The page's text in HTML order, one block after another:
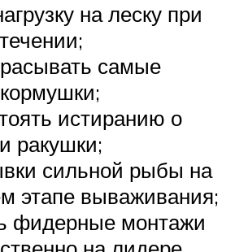
на леску при
самые
истиранию о
ракушки;
сильной рыбы на
этапе вываживания;
фидерные монтажи